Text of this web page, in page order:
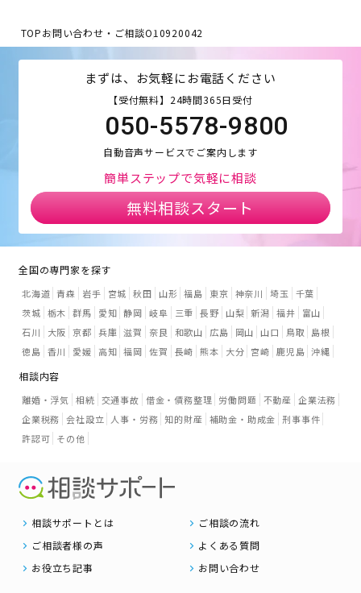
TOPお問い合わせ・ご相談O10920042
まずは、お気軽にお電話ください
【受付無料】24時間365日受付
050-5578-9800
自動音声サービスでご案内します
簡単ステップで気軽に相談
無料相談スタート
全国の専門家を探す
北海道 青森 岩手 宮城 秋田 山形 福島 東京 神奈川 埼玉
千葉
茨城 栃木 群馬 愛知 静岡 岐阜 三重 長野 山梨 新潟 福井
富山
石川
大阪 京都 兵庫 滋賀 奈良 和歌山 広島 岡山 山口 鳥取
島根
徳島 香川 愛媛 高知 福岡 佐賀 長崎 熊本 大分 宮崎 鹿児島 沖縄
相談内容
離婚・浮気 相続 交通事故 借金・債務整理 労働問題 不動産 企業法務
企業税務 会社設立 人事・労務 知的財産 補助金・助成金 刑事事件
許認可 その他
相談サポートとは
ご相談の流れ
ご相談者様の声
よくある質問
お役立ち記事
お問い合わせ